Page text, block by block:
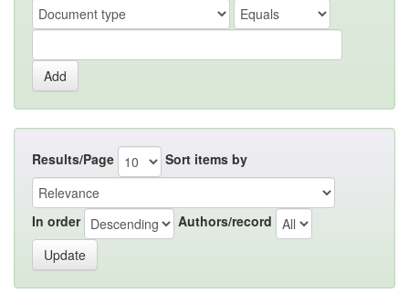
Results/Page Sort items by
In order Authors/record